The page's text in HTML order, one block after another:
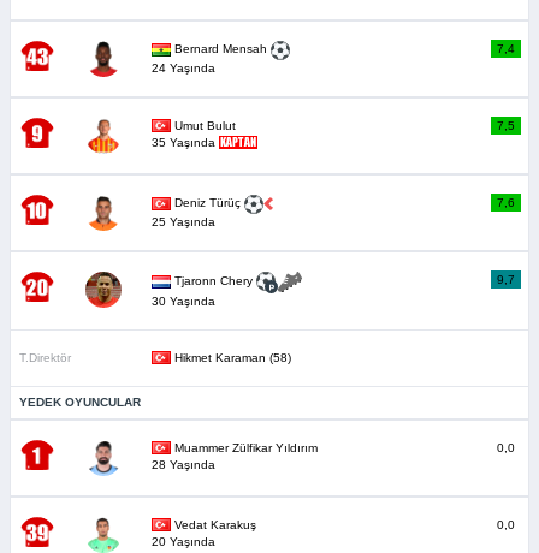
Bernard Mensah
24 Yaşında
7,4
Umut Bulut
35 Yaşında
7,5
Deniz Türüç
25 Yaşında
7,6
Tjaronn Chery
30 Yaşında
9,7
T.Direktör Hikmet Karaman (58)
YEDEK OYUNCULAR
Muammer Zülfikar Yıldırım
28 Yaşında
0,0
Vedat Karakuş
20 Yaşında
0,0